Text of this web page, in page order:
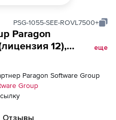
PSG-1055-SEE-ROVL7500+
Paragon
12),
еще
Paragon Software Group
Group
Отзывы